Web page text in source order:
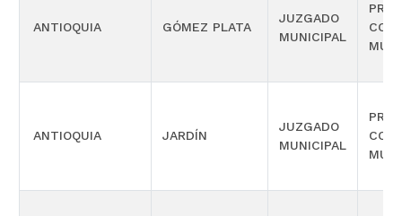
ANTIOQUIA GÓMEZ PLATA
JUZGADO
MUNICIPAL
ANTIOQUIA JARDÍN
JUZGADO
MUNICIPAL